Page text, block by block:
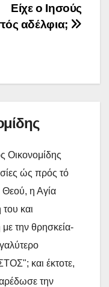
Είχε ο Ιησούς
αδέλφια;
Οικονομίδης
ώς πρός τό
Θεού, η Αγία
και
την θρησκεία-
και έκτοτε,
την